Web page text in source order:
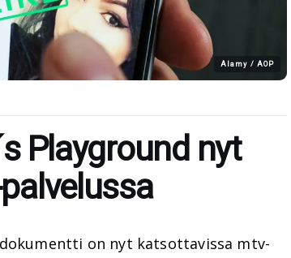
Alamy / AOP
Playground nyt
on nyt katsottavissa mtv-